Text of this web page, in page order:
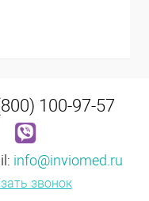
100-97-57
info@inviomed.ru
звонок